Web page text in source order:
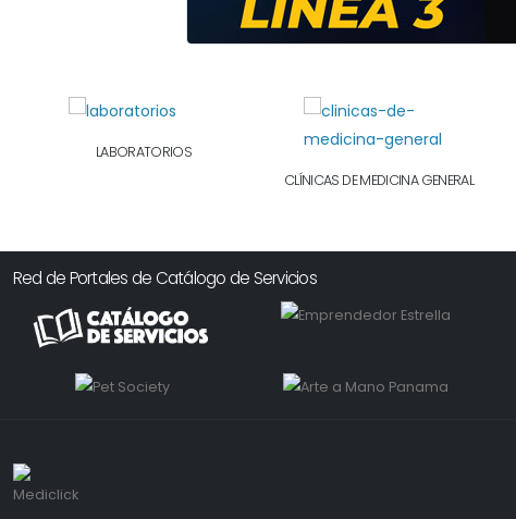
LABORATORIOS
CLÍNICAS DE MEDICINA GENERAL
Red de Portales de Catálogo de Servicios